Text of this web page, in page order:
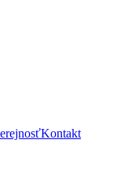
Kontakt